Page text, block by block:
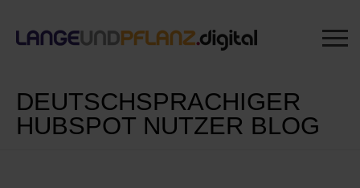
DEUTSCHSPRACHIGER
HUBSPOT NUTZER BLOG